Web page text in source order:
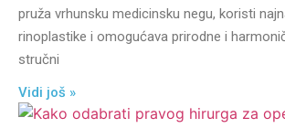
pruža vrhunsku medicinsku negu, koristi
rinoplastike i omogućava prirodne i
stručni
Vidi još »